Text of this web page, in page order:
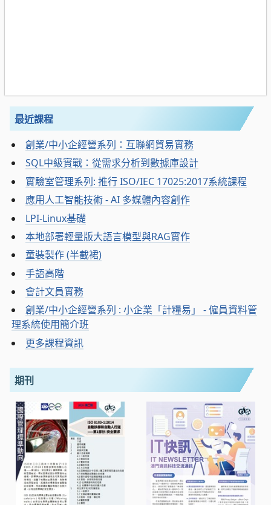
最近課程
創業/中小企經營系列：互聯網貿易實務
SQL中級實戰：從需求分析到數據庫設計
實驗室管理系列: 推行 ISO/IEC 17025:2017系統課程
應用人工智能技術 - AI 多媒體內容創作
LPI-Linux基礎
本地部署輕量版大語言模型與RAG實作
童裝製作 (半截裙)
手語高階
會計文員實務
創業/中小企經營系列 : 小企業「計糧易」 - 僱員資料管
理系統使用簡介班
更多課程資訊
期刊